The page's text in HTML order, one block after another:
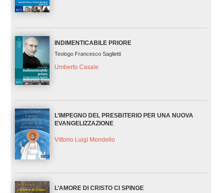
INDIMENTICABILE PRIORE
Teologo Francesco Saglietti
Umberto Casale
L’IMPEGNO DEL PRESBITERIO PER UNA NUOVA
EVANGELIZZAZIONE
Vittorio Luigi Mondello
L’AMORE DI CRISTO CI SPINGE